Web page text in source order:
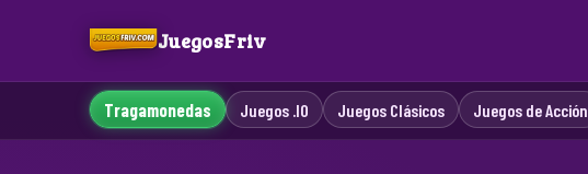
JuegosFriv
Tragamonedas Juegos .IO Juegos Clásicos Juegos de Acción